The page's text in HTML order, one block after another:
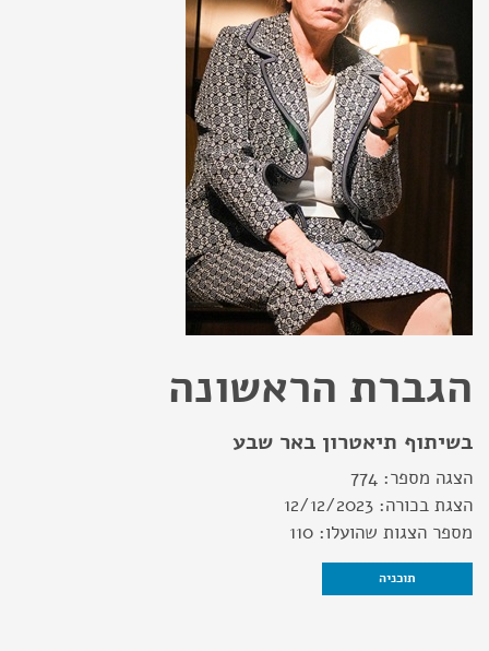
הגברת הראשונה
בשיתוף תיאטרון באר שבע
הצגה מספר: 774
הצגת בכורה: 12/12/2023
מספר הצגות שהועלו: 110
תוכניה